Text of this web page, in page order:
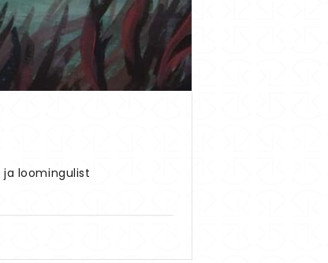
ja loomingulist